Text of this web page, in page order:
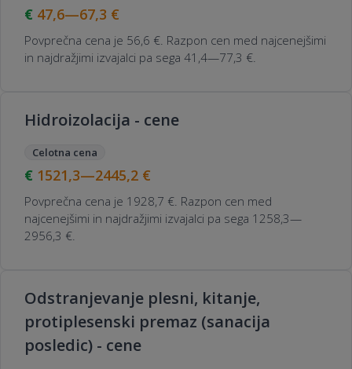
47,6—67,3 €
Povprečna cena je 56,6 €. Razpon cen med najcenejšimi
in najdražjimi izvajalci pa sega 41,4—77,3 €.
Hidroizolacija - cene
Celotna cena
1521,3—2445,2 €
Povprečna cena je 1928,7 €. Razpon cen med
najcenejšimi in najdražjimi izvajalci pa sega 1258,3—
2956,3 €.
Odstranjevanje plesni, kitanje,
protiplesenski premaz (sanacija
posledic) - cene